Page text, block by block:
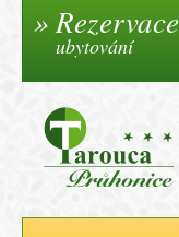
Rezervace
ubytování